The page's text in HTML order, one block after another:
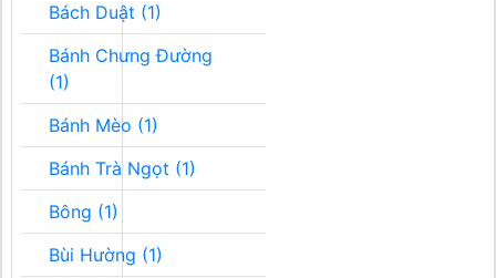
Bách Duật (1)
Bánh Chưng Đường
(1)
Bánh Mèo (1)
Bánh Trà Ngọt (1)
Bông (1)
Bùi Hường (1)